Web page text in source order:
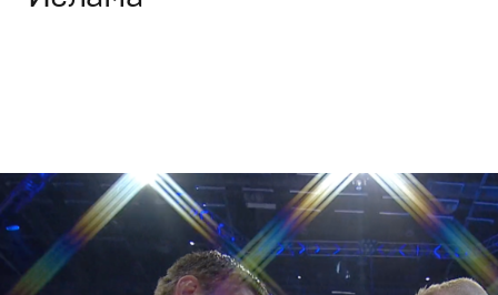
Брендинг Кино
Спортивный брендинг ,Cпортивное